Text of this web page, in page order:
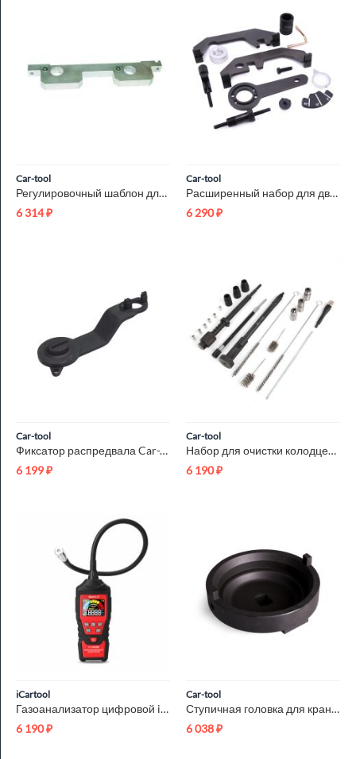
Car-tool
Регулировочный шаблон для N51/N52 Car-Tool CT-A1188-2
6 314₽
Car-tool
Расширенный набор для двигателей N62 / N73 Car-Tool CT-N62_N73
6 290₽
Car-tool
Фиксатор распредвала Car-Tool CT-D027
6 199₽
Car-tool
Набор для очистки колодцев дизельных форсунок Car-Tool CT-Z0805
6 190₽
iCartool
Газоанализатор цифровой iCartool IC-M101B
6 190₽
Car-tool
Ступичная головка для крана Liebherr Car-Tool CT-A1434
6 038₽